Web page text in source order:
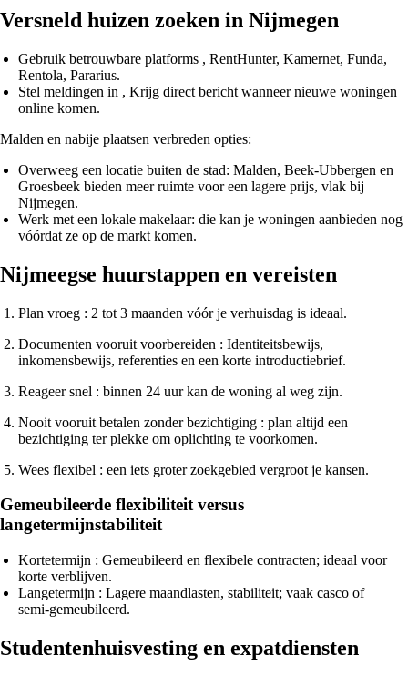
Versneld huizen zoeken in Nijmegen
Gebruik betrouwbare platforms , RentHunter, Kamernet, Funda,
Rentola, Pararius.
Stel meldingen in , Krijg direct bericht wanneer nieuwe woningen
online komen.
Malden en nabije plaatsen verbreden opties:
Overweeg een locatie buiten de stad: Malden, Beek‑Ubbergen en
Groesbeek bieden meer ruimte voor een lagere prijs, vlak bij
Nijmegen.
Werk met een lokale makelaar: die kan je woningen aanbieden nog
vóórdat ze op de markt komen.
Nijmeegse huurstappen en vereisten
Plan vroeg : 2 tot 3 maanden vóór je verhuisdag is ideaal.
Documenten vooruit voorbereiden : Identiteitsbewijs,
inkomensbewijs, referenties en een korte introductiebrief.
Reageer snel : binnen 24 uur kan de woning al weg zijn.
Nooit vooruit betalen zonder bezichtiging : plan altijd een
bezichtiging ter plekke om oplichting te voorkomen.
Wees flexibel : een iets groter zoekgebied vergroot je kansen.
Gemeubileerde flexibiliteit versus
langetermijnstabiliteit
Kortetermijn : Gemeubileerd en flexibele contracten; ideaal voor
korte verblijven.
Langetermijn : Lagere maandlasten, stabiliteit; vaak casco of
semi‑gemeubileerd.
Studentenhuisvesting en expatdiensten